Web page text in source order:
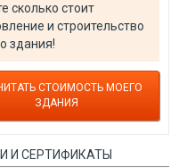
сколько стоит
и строительство
здания!
СТОИМОСТЬ МОЕГО
ЗДАНИЯ
И СЕРТИФИКАТЫ